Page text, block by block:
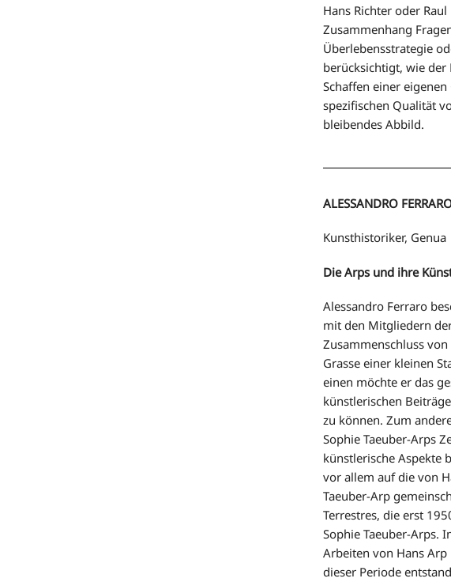
Hans Richter oder
Zusammenhang
Überlebensstrategie
berücksichtigt, wie der
Schaffen einer
spezifischen Qualität
bleibendes Abbild.
ALESSANDRO
Kunsthistoriker, Genua
Die Arps und ihre
Alessandro Ferraro
mit den Mitgliedern
Zusammenschluss
Grasse einer kleinen
einen möchte er das
künstlerischen
zu können. Zum
Sophie Taeuber-Arps
künstlerische Aspekte
vor allem auf die von
Taeuber-Arp
Terrestres, die erst
Sophie Taeuber-Arps.
Arbeiten von Hans
dieser Periode